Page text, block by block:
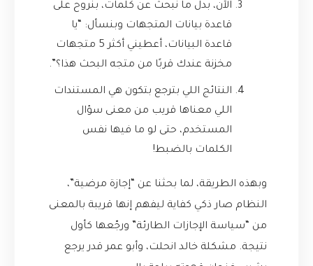
الآن، بدل ما نبحث عن كلمات، بنروح على
قاعدة بيانات المتجهات وبنسأل: “يا
قاعدة البيانات، أعطيني أكثر 5 متجهات
مخزنة عندك قربًا من متجه البحث هذا؟”.
النتائج اللي بترجع بتكون هي المستندات
اللي معناها قريب من معنى سؤال
المستخدم، حتى لو ما فيها نفس
الكلمات بالضبط!
وبهذه الطريقة، لما بحثنا عن “إجازة مرضية”،
النظام صار ذكي كفاية ليفهم إنها قريبة بالمعنى
من “سياسة الإجازات الطارئة” ورجّعها كأول
نتيجة. مشكلة خالد انحلت، وأبو عمر قدر يرجع